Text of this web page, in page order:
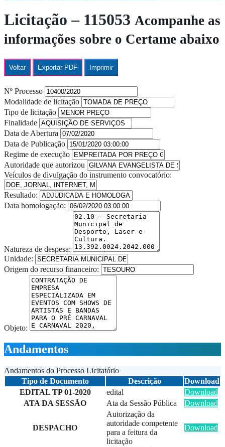
Licitação – 115053 Acompanhe as
informações sobre o Certame abaixo
Voltar Exportar PDF Imprimir
Nº Processo
Modalidade de licitação
Tipo de licitação
Finalidade
Data de Abertura
Data de Publicação
Regime de execução
Autoridade que autorizou
Veículos de divulgação do instrumento convocatório:
Resultado:
Data homologação:
Natureza de despesa:
Unidade:
Origem do recurso financeiro:
Objeto:
Andamentos
Andamentos do Processo Licitatório
Tipo de Documento
Descrição
Download
EDITAL TP 01-2020
edital
Download
ATA DA SESSÃO
Ata da Sessão Pública Download
DESPACHO
Autorização da
autoridade competente
para a feitura da
licitação
Download